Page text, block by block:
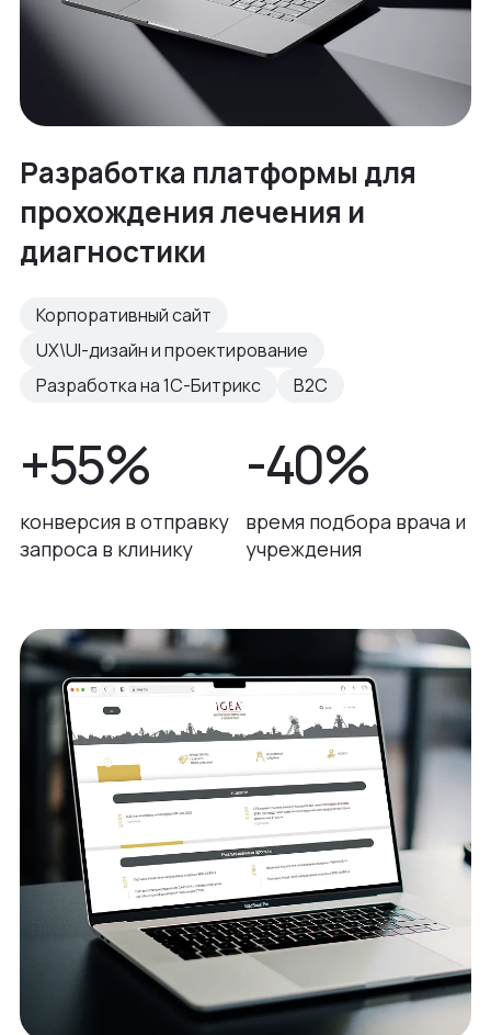
Разработка платформы для
прохождения лечения и
диагностики
Корпоративный сайт
UX\UI-дизайн и проектирование
Разработка на 1С-Битрикс
B2C
+55%
конверсия в отправку
запроса в клинику
-40%
время подбора врача и
учреждения